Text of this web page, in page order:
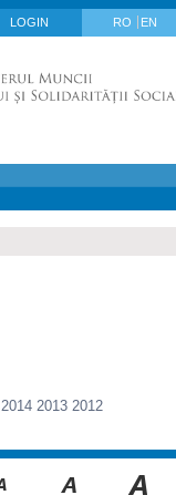
LOGIN RO EN
2014 2013 2012